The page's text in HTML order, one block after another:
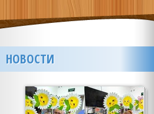
НОВОСТИ